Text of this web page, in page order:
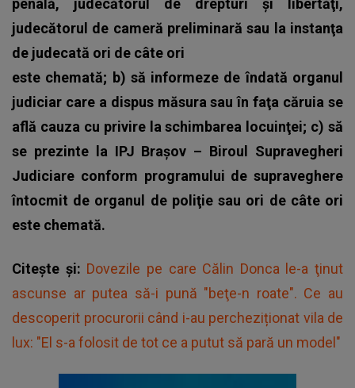
penală, judecătorul de drepturi şi libertăţi,
judecătorul de cameră preliminară sau la instanţa
de judecată ori de câte ori
este chemată; b) să informeze de îndată organul
judiciar care a dispus măsura sau în faţa căruia se
află cauza cu privire la schimbarea locuinţei; c) să
se prezinte la IPJ Braşov – Biroul Supravegheri
Judiciare conform programului de supraveghere
întocmit de organul de poliţie sau ori de câte ori
este chemată.
Citește și: Dovezile pe care Călin Donca le-a ţinut
ascunse ar putea să-i pună "beţe-n roate". Ce au
descoperit procurorii când i-au percheziționat vila de
lux: "El s-a folosit de tot ce a putut să pară un model"